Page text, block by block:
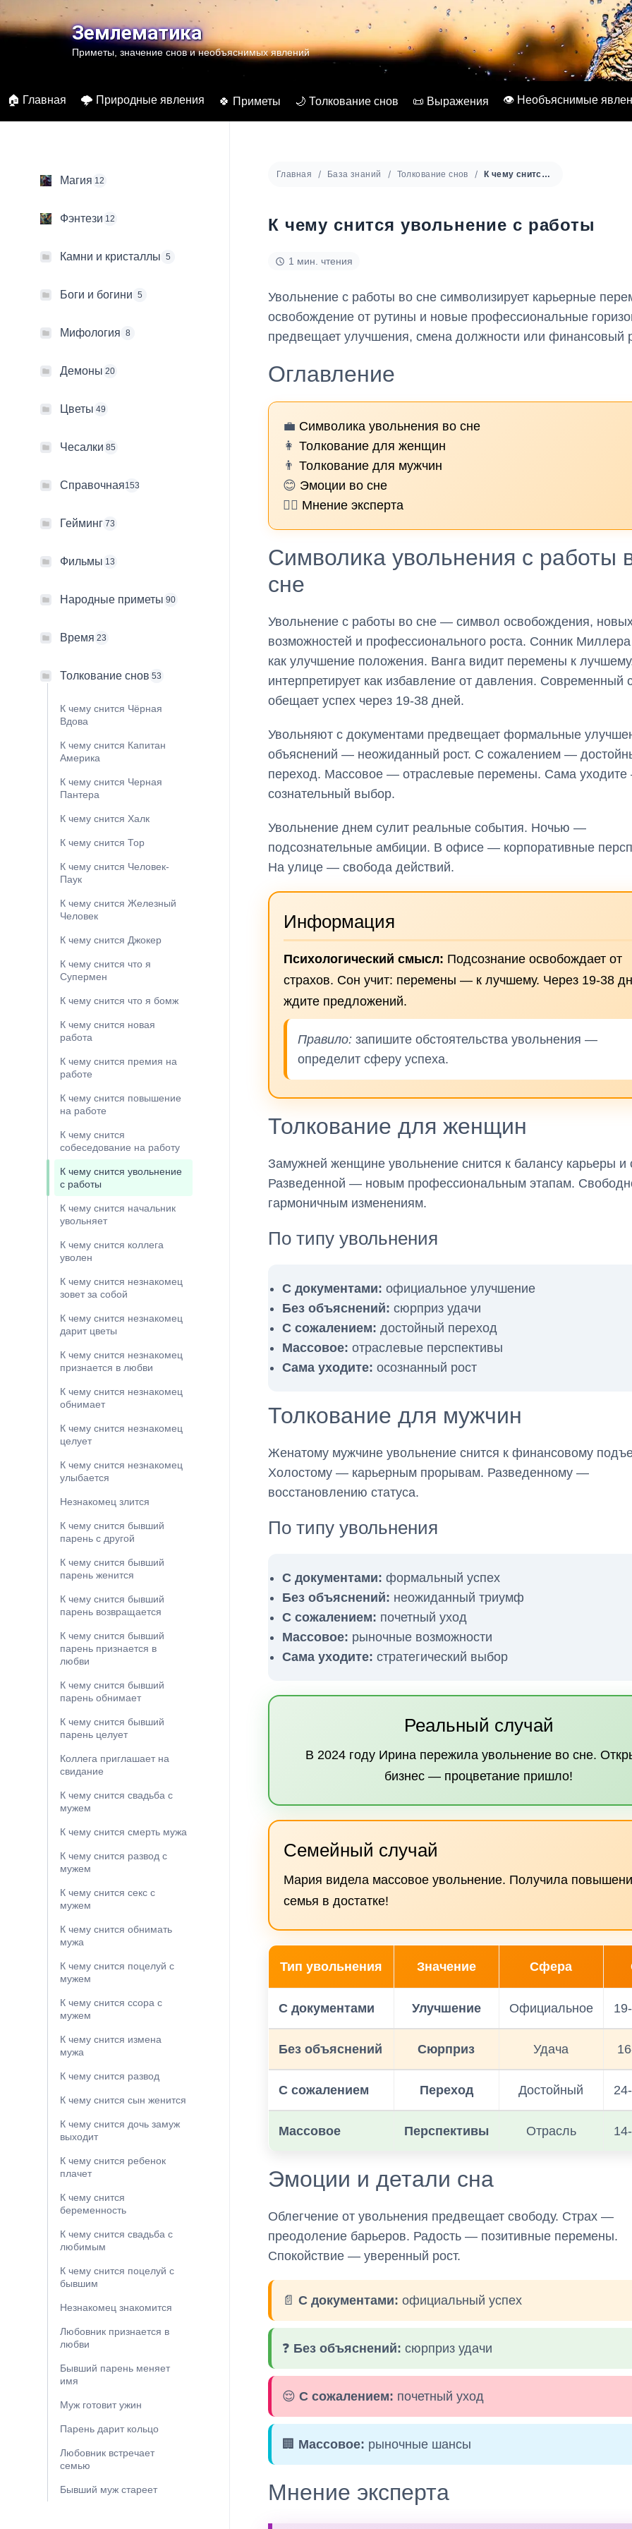
к
содержимомуЗемлематика
Приметы, значение снов и необъяснимых явлений
🏠 Главная 🌩️ Природные явления 🍀 Приметы 🌙 Толкование снов 📜 Выражения 👁️ Необъяснимые
Магия 12
Фэнтези 12
Камни и кристаллы 5
Боги и богини 5
Мифология 8
Демоны 20
Цветы 49
Чесалки 85
Справочная153
Гейминг 73
Фильмы 13
Народные приметы 90
Время 23
Толкование снов 53
К чему снится Чёрная
Вдова
К чему снится Капитан
Америка
К чему снится Черная
Пантера
К чему снится Халк
К чему снится Тор
К чему снится Человек-
Паук
К чему снится Железный
Человек
К чему снится Джокер
К чему снится что я
Супермен
К чему снится что я бомж
К чему снится новая
работа
К чему снится премия на
работе
К чему снится повышение
на работе
К чему снится
собеседование на работу
К чему снится увольнение
с работы
К чему снится начальник
увольняет
К чему снится коллега
уволен
К чему снится незнакомец
зовет за собой
К чему снится незнакомец
дарит цветы
К чему снится незнакомец
признается в любви
К чему снится незнакомец
обнимает
К чему снится незнакомец
целует
К чему снится незнакомец
улыбается
Незнакомец злится
К чему снится бывший
парень с другой
К чему снится бывший
парень женится
К чему снится бывший
парень возвращается
К чему снится бывший
парень признается в
любви
К чему снится бывший
парень обнимает
К чему снится бывший
парень целует
Коллега приглашает на
свидание
К чему снится свадьба с
мужем
К чему снится смерть мужа
К чему снится развод с
мужем
К чему снится секс с
мужем
К чему снится обнимать
мужа
К чему снится поцелуй с
мужем
К чему снится ссора с
мужем
К чему снится измена
мужа
К чему снится развод
К чему снится сын женится
К чему снится дочь замуж
выходит
К чему снится ребенок
плачет
К чему снится
беременность
К чему снится свадьба с
любимым
К чему снится поцелуй с
бывшим
Незнакомец знакомится
Любовник признается в
любви
Бывший парень меняет
имя
Муж готовит ужин
Парень дарит кольцо
Любовник встречает
семью
Бывший муж стареет
Главная База знаний Толкование снов К чему снится увольнение с работы
К чему снится увольнение с работы
1 мин. чтения
Увольнение с работы во сне символизирует карьерные
освобождение от рутины и новые профессиональные
предвещает улучшения, смена должности или финансовый
Оглавление
💼 Символика увольнения во сне
👩 Толкование для женщин
👨 Толкование для мужчин
😊 Эмоции во сне
🧙‍♀️ Мнение эксперта
Символика увольнения с работы
сне
Увольнение с работы во сне — символ освобождения,
возможностей и профессионального роста. Сонник Миллера
как улучшение положения. Ванга видит перемены к
интерпретирует как избавление от давления. Современный
обещает успех через 19-38 дней.
Увольняют с документами предвещает формальные
объяснений — неожиданный рост. С сожалением —
переход. Массовое — отраслевые перемены. Сама
сознательный выбор.
Увольнение днем сулит реальные события. Ночью —
подсознательные амбиции. В офисе — корпоративные
На улице — свобода действий.
Информация
Психологический смысл: Подсознание освобождает от
страхов. Сон учит: перемены — к лучшему. Через 19-38
ждите предложений.
Правило:запишите обстоятельства увольнения —
определит сферу успеха.
Толкование для женщин
Замужней женщине увольнение снится к балансу карьеры и
Разведенной — новым профессиональным этапам.
гармоничным изменениям.
По типу увольнения
С документами: официальное улучшение
Без объяснений: сюрприз удачи
С сожалением: достойный переход
Массовое: отраслевые перспективы
Сама уходите: осознанный рост
Толкование для мужчин
Женатому мужчине увольнение снится к финансовому
Холостому — карьерным прорывам. Разведенному —
восстановлению статуса.
По типу увольнения
С документами: формальный успех
Без объяснений: неожиданный триумф
С сожалением: почетный уход
Массовое: рыночные возможности
Сама уходите: стратегический выбор
Реальный случай
В 2024 году Ирина пережила увольнение во сне.
бизнес — процветание пришло!
Семейный случай
Мария видела массовое увольнение. Получила
семья в достатке!
Тип увольнения Значение Сфера
С документами Улучшение Официальное
Без объяснений Сюрприз Удача
С сожалением Переход Достойный
Массовое Перспективы Отрасль
Эмоции и детали сна
Облегчение от увольнения предвещает свободу. Страх —
преодоление барьеров. Радость — позитивные перемены.
Спокойствие — уверенный рост.
📄 С документами: официальный успех
❓ Без объяснений: сюрприз удачи
😌 С сожалением: почетный уход
🏢 Массовое: рыночные шансы
Мнение эксперта